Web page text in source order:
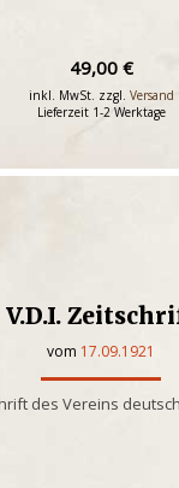
49,00 €
inkl. MwSt. zzgl. Versand
Lieferzeit 1-2 Werktage
V.D.I.
vom 17.09.1921
des Vereins